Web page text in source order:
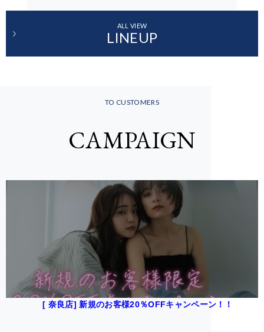
ALL VIEW
LINEUP
TO CUSTOMERS
CAMPAIGN
[ 奈良店] 新規のお客様20％OFFキャンペーン！！